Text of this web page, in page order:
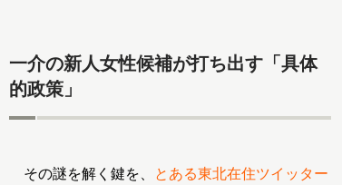
一介の新人女性候補が打ち出す「具体
的政策」
その謎を解く鍵を、
とある東北在住ツイッター